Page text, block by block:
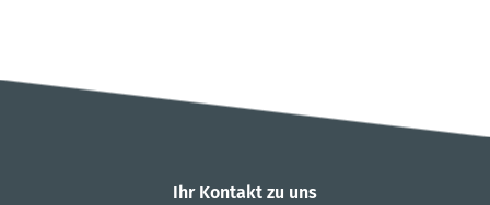
Ihr Kontakt zu uns